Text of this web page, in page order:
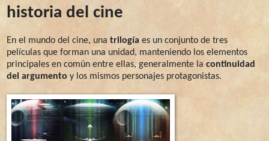
historia del cine
En el mundo del cine, una trilogía es un conjunto de tres
películas que forman una unidad, manteniendo los elementos
principales en común entre ellas, generalmente la continuidad
del argumento y los mismos personajes protagonistas.